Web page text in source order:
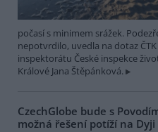
počasí s minimem srážek.
nepotvrdilo, uvedla na dotaz
inspektorátu České inspekce
Králové Jana Štěpánková.
CzechGlobe bude s
možná řešení potíží na Dyji